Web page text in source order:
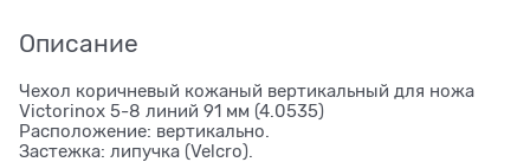
Описание
Чехол коричневый кожаный вертикальный для ножа
Victorinox 5-8 линий 91 мм (4.0535)
Расположение: вертикально.
Застежка: липучка (Velcro).